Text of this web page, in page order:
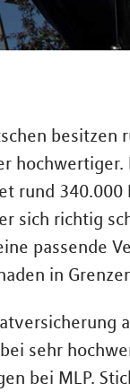
besitzen
hochwertiger.
rund 340.000
sich richtig
passende
in
sehr
bei MLP.